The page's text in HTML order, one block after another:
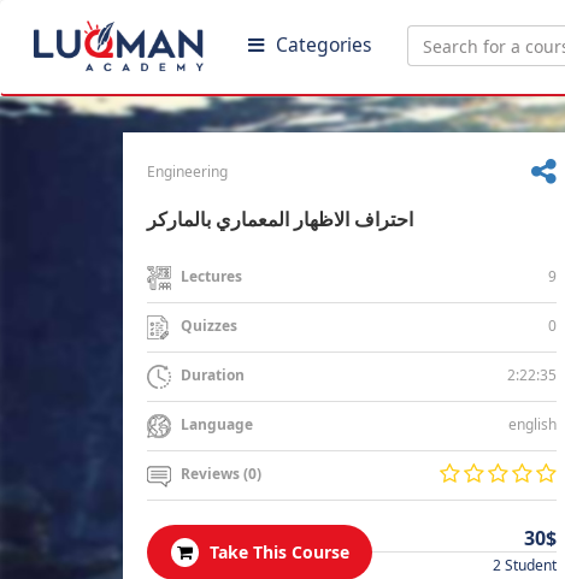
Categories
Engineering
احتراف الاظهار المعماري بالماركر
Lectures 9
Quizzes 0
Duration 2:22:35
Language english
Reviews (0)
Take This Course
30$
2 Student